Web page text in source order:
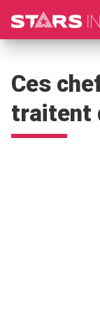
Ces
traitent